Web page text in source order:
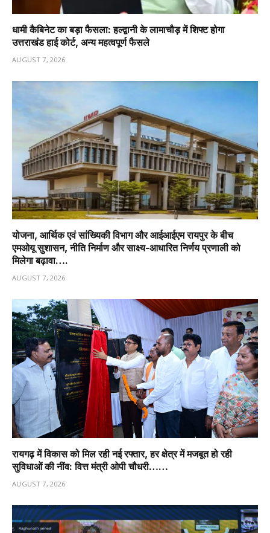
धामी कैबिनेट का बड़ा फैसला: हल्द्वानी के लामाचौड़ में शिफ्ट होगा
उत्तराखंड हाई कोर्ट, अन्य महत्वपूर्ण फैसले
AUGUST 7, 2026
योजना, आर्थिक एवं सांख्यिकी विभाग और आईआईएम रायपुर के बीच
एमओयू सुशासन, नीति निर्माण और साक्ष्य-आधारित निर्णय प्रणाली को
मिलेगा बढ़ावा….
AUGUST 7, 2026
रायगढ़ में विकास को मिल रही नई रफ्तार, हर क्षेत्र में मजबूत हो रही
सुविधाओं की नींव: वित्त मंत्री ओपी चौधरी……
AUGUST 7, 2026